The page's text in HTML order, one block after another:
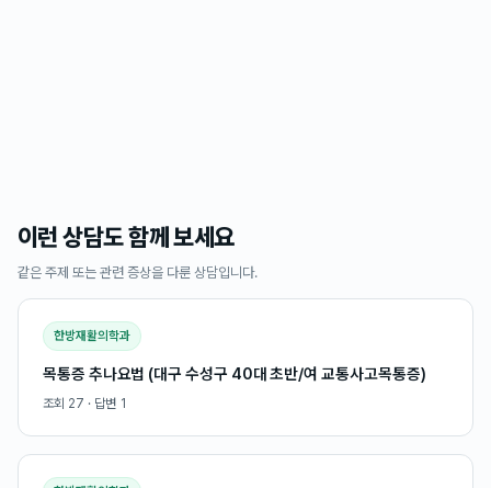
이런 상담도 함께 보세요
같은 주제 또는 관련 증상을 다룬 상담입니다.
한방재활의학과
목통증 추나요법 (대구 수성구 40대 초반/여 교통사고목통증)
조회 27 · 답변 1